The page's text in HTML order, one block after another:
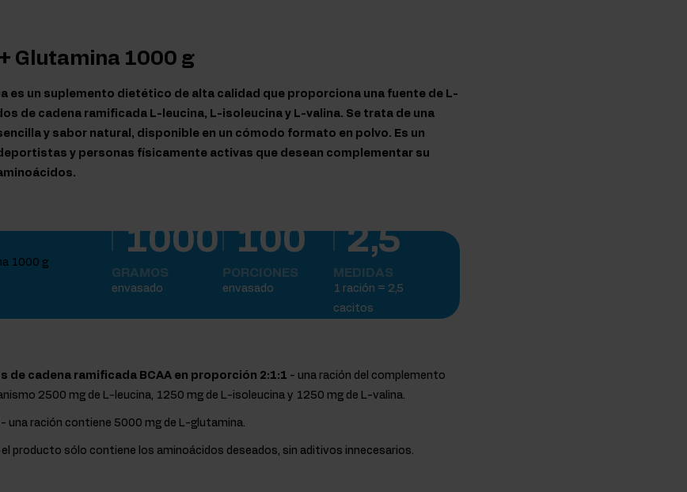
Glutamina 1000 g
es un suplemento dietético de alta calidad que proporciona una fuente de L-
de cadena ramificada L-leucina, L-isoleucina y L-valina. Se trata de una
y sabor natural, disponible en un cómodo formato en polvo. Es un
y personas físicamente activas que desean complementar su
1000
GRAMOS
envasado
100
PORCIONES
envasado
2,5
MEDIDAS
1 ración = 2,5
cacitos
de cadena ramificada BCAA en proporción 2:1:1 - una ración del complemento
2500 mg de L-leucina, 1250 mg de L-isoleucina y 1250 mg de L-valina.
- una ración contiene 5000 mg de L-glutamina.
el producto sólo contiene los aminoácidos deseados, sin aditivos innecesarios.